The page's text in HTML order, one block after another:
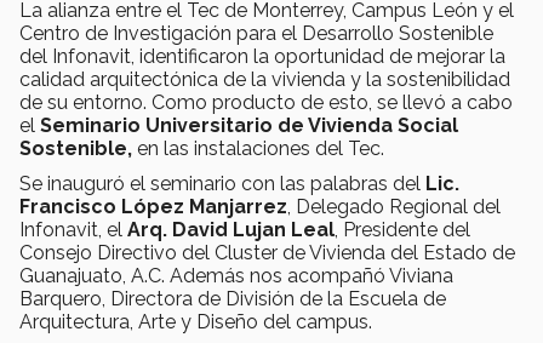
La alianza entre el Tec de Monterrey, Campus León y el
Centro de Investigación para el Desarrollo Sostenible
del Infonavit, identificaron la oportunidad de mejorar la
calidad arquitectónica de la vivienda y la sostenibilidad
de su entorno. Como producto de esto, se llevó a cabo
el Seminario Universitario de Vivienda Social
Sostenible, en las instalaciones del Tec.
Se inauguró el seminario con las palabras del Lic.
Francisco López Manjarrez , Delegado Regional del
Infonavit, el Arq. David Lujan Leal , Presidente del
Consejo Directivo del Cluster de Vivienda del Estado de
Guanajuato, A.C. Además nos acompañó Viviana
Barquero, Directora de División de la Escuela de
Arquitectura, Arte y Diseño del campus.